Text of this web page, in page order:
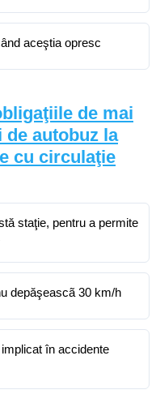
aceştia opresc
de mai
autobuz la
cu circulaţie
staţie, pentru a permite
depăşeascã 30 km/h
în accidente